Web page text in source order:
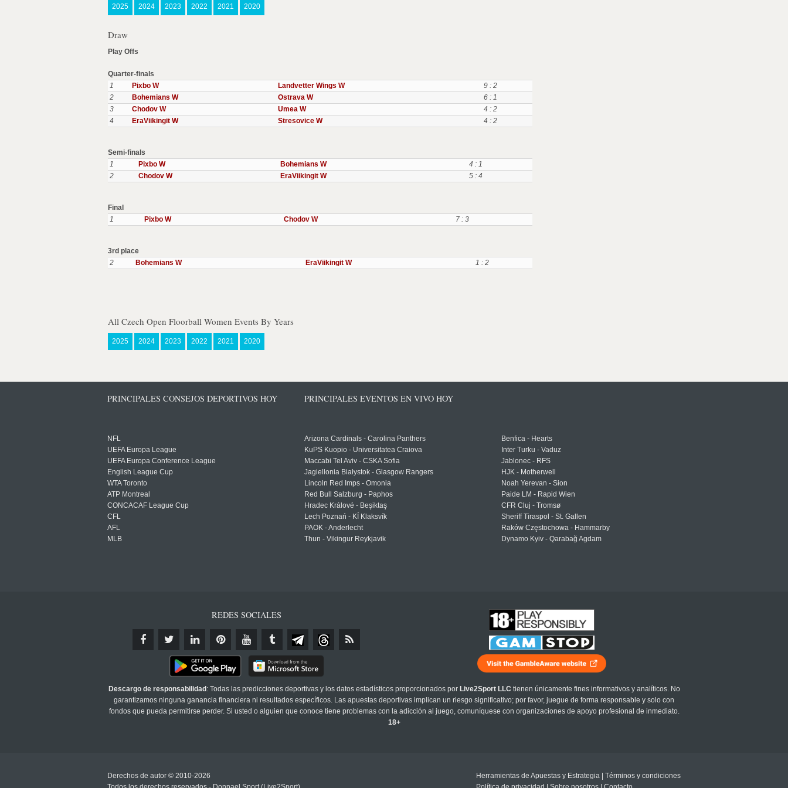
2025 2024 2023 2022 2021 2020
Draw
Play Offs
Quarter-finals
1
Pixbo W Landvetter Wings W
9 : 2
2
Bohemians W Ostrava W
6 : 1
3
Chodov W Umea W
4 : 2
4
EraViikingit W Stresovice W 4 : 2
Semi-finals
1
Pixbo W Bohemians W
4 : 1
2
Chodov W EraViikingit W 5 : 4
Final
1
Pixbo W Chodov W 7 : 3
3rd place
2
Bohemians W EraViikingit W 1 : 2
All Czech Open Floorball Women Events By Years
2025 2024 2023 2022 2021 2020
PRINCIPALES CONSEJOS DEPORTIVOS HOY
NFL
UEFA Europa League
UEFA Europa Conference League
English League Cup
WTA Toronto
ATP Montreal
CONCACAF League Cup
CFL
AFL
MLB
PRINCIPALES EVENTOS EN VIVO HOY
Arizona Cardinals - Carolina Panthers
KuPS Kuopio - Universitatea Craiova
Maccabi Tel Aviv - CSKA Sofia
Jagiellonia Białystok - Glasgow Rangers
Lincoln Red Imps - Omonia
Red Bull Salzburg - Paphos
Hradec Králové - Beşiktaş
Lech Poznań - KÍ Klaksvík
PAOK - Anderlecht
Thun - Vikingur Reykjavik
Benfica - Hearts
Inter Turku - Vaduz
Jablonec - RFS
HJK - Motherwell
Noah Yerevan - Sion
Paide LM - Rapid Wien
CFR Cluj - Tromsø
Sheriff Tiraspol - St. Gallen
Raków Częstochowa - Hammarby
Dynamo Kyiv - Qarabağ Agdam
REDES SOCIALES
Descargo de responsabilidad : Todas las predicciones deportivas y los datos estadísticos proporcionados por Live2Sport LLC tienen únicamente fines informativos y analíticos. No
garantizamos ninguna ganancia financiera ni resultados específicos. Las apuestas deportivas implican un riesgo significativo; por favor, juegue de forma responsable y solo con
fondos que pueda permitirse perder. Si usted o alguien que conoce tiene problemas con la adicción al juego, comuníquese con organizaciones de apoyo profesional de inmediato.
18+
Derechos de autor © 2010-2026
Herramientas de Apuestas y Estrategia
Términos y condiciones